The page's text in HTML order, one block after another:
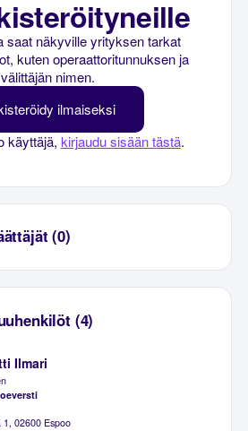
saat näkyville yrityksen tarkat
kuten operaattoritunnuksen ja
välittäjän nimen.
ilmaiseksi
käyttäjä, kirjaudu sisään tästä.
(0)
(4)
Ilmari
1, 02600 Espoo